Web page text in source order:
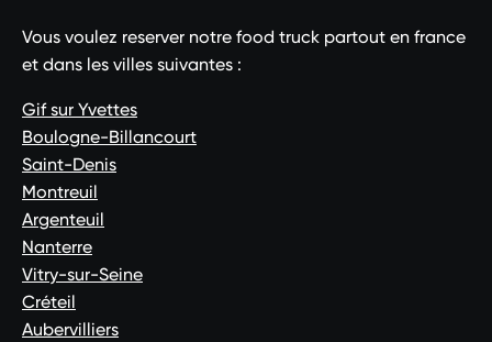
newsletter
Vous voulez reserver notre food truck partout en france
et dans les villes suivantes :
Gif sur Yvettes
Boulogne-Billancourt
Saint-Denis
Montreuil
Argenteuil
Nanterre
Vitry-sur-Seine
Créteil
Aubervilliers